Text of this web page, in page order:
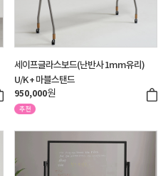
세이프글라스보드(난반사 1mm유리)
U/K + 마블스탠드
950,000원